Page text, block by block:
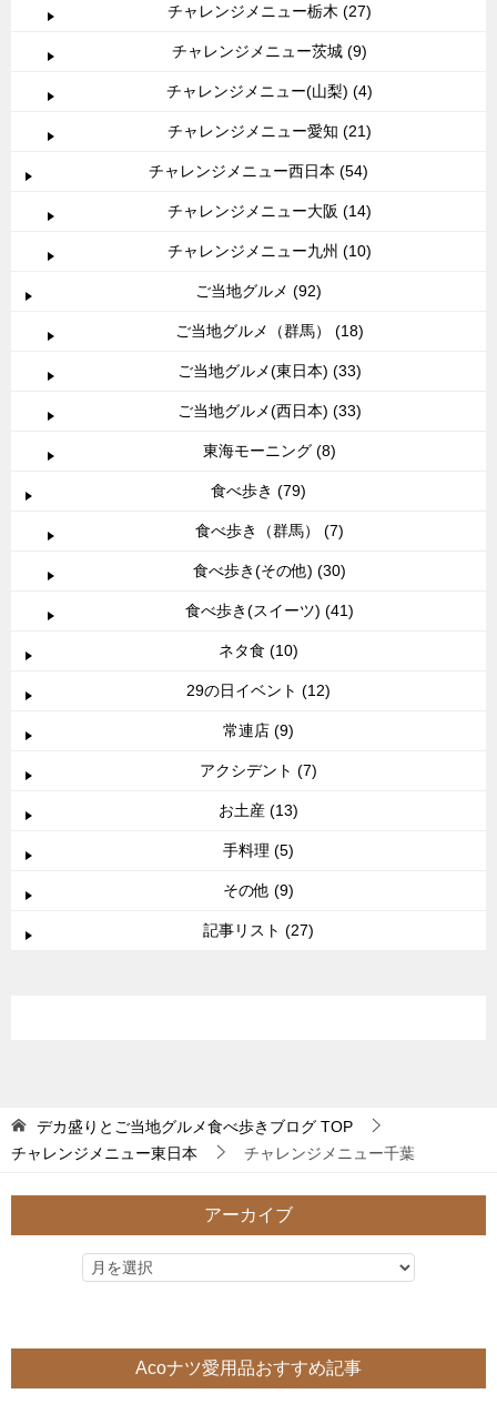
チャレンジメニュー栃木 (27)
チャレンジメニュー茨城 (9)
チャレンジメニュー(山梨) (4)
チャレンジメニュー愛知 (21)
チャレンジメニュー西日本 (54)
チャレンジメニュー大阪 (14)
チャレンジメニュー九州 (10)
ご当地グルメ (92)
ご当地グルメ（群馬） (18)
ご当地グルメ(東日本) (33)
ご当地グルメ(西日本) (33)
東海モーニング (8)
食べ歩き (79)
食べ歩き（群馬） (7)
食べ歩き(その他) (30)
食べ歩き(スイーツ) (41)
ネタ食 (10)
29の日イベント (12)
常連店 (9)
アクシデント (7)
お土産 (13)
手料理 (5)
その他 (9)
記事リスト (27)
デカ盛りとご当地グルメ食べ歩きブログ TOP
チャレンジメニュー東日本
チャレンジメニュー千葉
アーカイブ
Acoナツ愛用品おすすめ記事